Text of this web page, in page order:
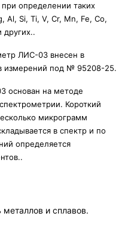
определении таких
Al, Si, Ti, V, Cr, Mn, Fe, Co,
других..
ЛИС-03 внесен в
измерений под № 95208-25.
основан на методе
Короткий
микрограмм
в спектр и по
определяется
и сплавов.